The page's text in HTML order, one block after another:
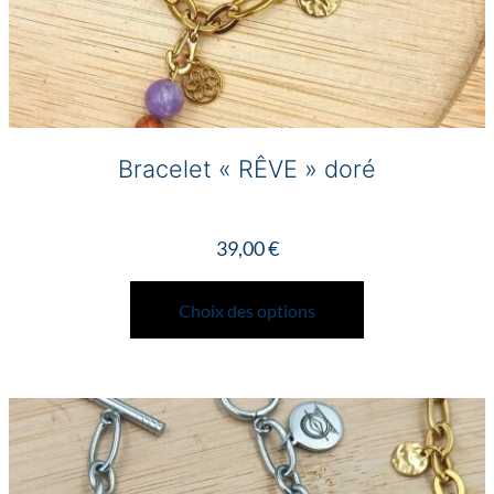
Bracelet « RÊVE » doré
39,00€
Choix des options
Ce
a
variations.
Les
options